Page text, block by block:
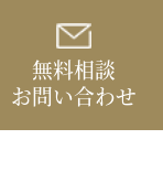
無料相談
お問い合わせ